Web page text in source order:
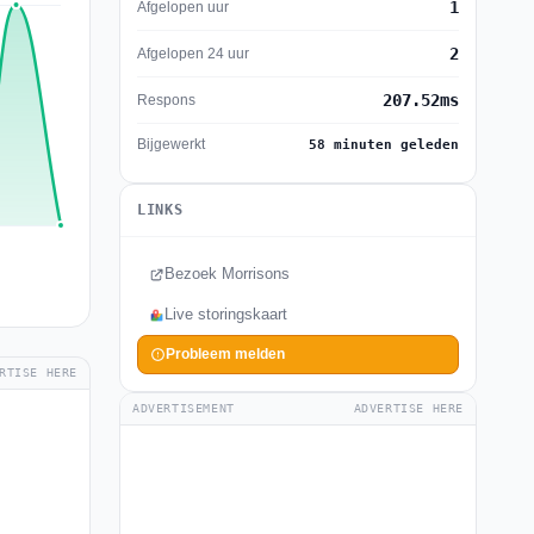
HERE
Afgelopen uur 1
Afgelopen 24 uur 2
Respons 207.52ms
Bijgewerkt 58 minuten geleden
LINKS
Bezoek Morrisons
Live storingskaart
Probleem melden
ADVERTISEMENT ADVERTISE HERE